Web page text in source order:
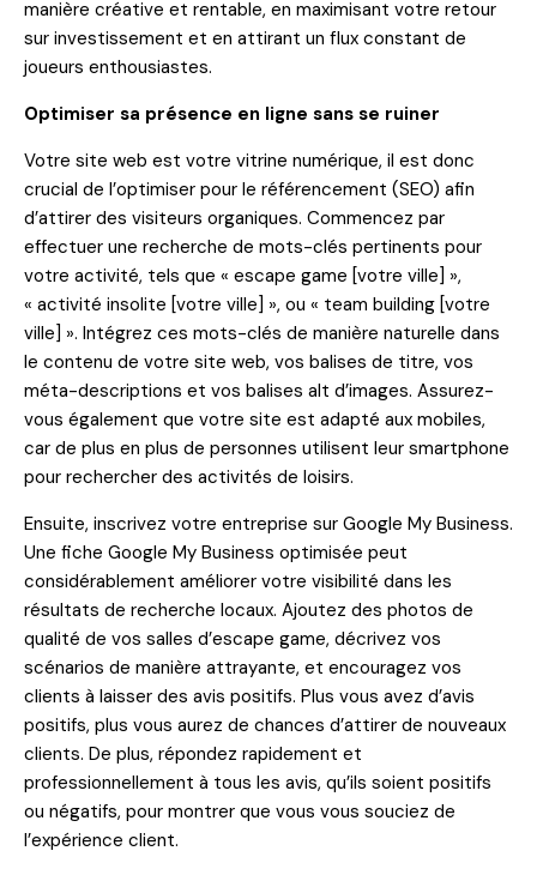
manière créative et rentable, en maximisant votre retour
sur investissement et en attirant un flux constant de
joueurs enthousiastes.
Optimiser sa présence en ligne sans se ruiner
Votre site web est votre vitrine numérique, il est donc
crucial de l’optimiser pour le référencement (SEO) afin
d’attirer des visiteurs organiques. Commencez par
effectuer une recherche de mots-clés pertinents pour
votre activité, tels que « escape game [votre ville] »,
« activité insolite [votre ville] », ou « team building [votre
ville] ». Intégrez ces mots-clés de manière naturelle dans
le contenu de votre site web, vos balises de titre, vos
méta-descriptions et vos balises alt d’images. Assurez-
vous également que votre site est adapté aux mobiles,
car de plus en plus de personnes utilisent leur smartphone
pour rechercher des activités de loisirs.
Ensuite, inscrivez votre entreprise sur Google My Business.
Une fiche Google My Business optimisée peut
considérablement améliorer votre visibilité dans les
résultats de recherche locaux. Ajoutez des photos de
qualité de vos salles d’escape game, décrivez vos
scénarios de manière attrayante, et encouragez vos
clients à laisser des avis positifs. Plus vous avez d’avis
positifs, plus vous aurez de chances d’attirer de nouveaux
clients. De plus, répondez rapidement et
professionnellement à tous les avis, qu’ils soient positifs
ou négatifs, pour montrer que vous vous souciez de
l’expérience client.